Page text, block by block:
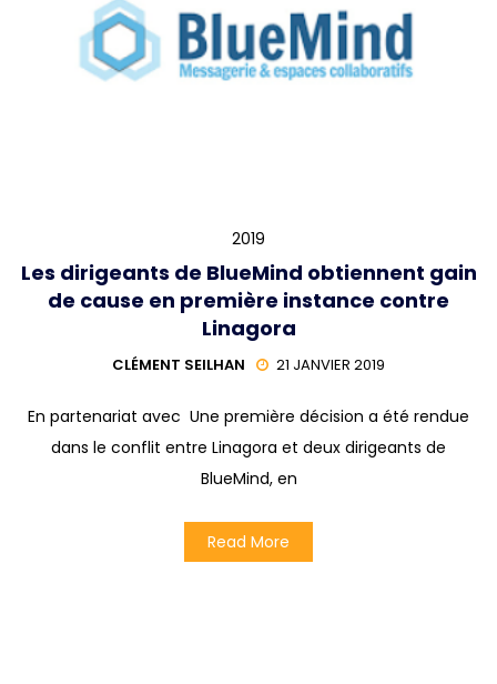
2019
Les dirigeants de BlueMind obtiennent gain
de cause en première instance contre
Linagora
CLÉMENT SEILHAN 21 JANVIER 2019
En partenariat avec Une première décision a été rendue
dans le conflit entre Linagora et deux dirigeants de
BlueMind, en
Read More